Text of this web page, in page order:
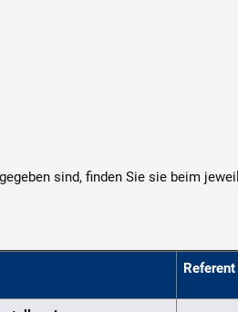
sind, finden Sie sie beim
Referent